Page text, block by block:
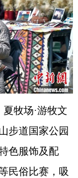
牧场·游牧文
步道国家公园
色服饰及配
民俗比赛，吸